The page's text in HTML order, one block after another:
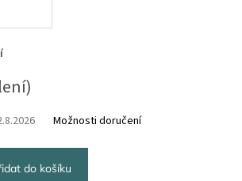
Možnosti doručení
do košíku